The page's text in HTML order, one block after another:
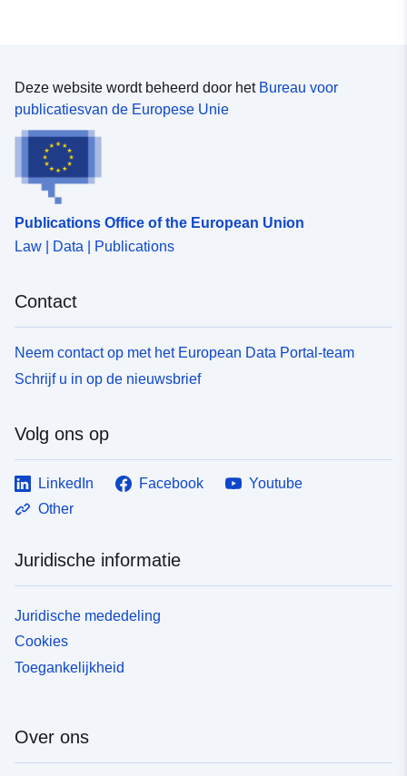
Deze website wordt beheerd door het Bureau voor
publicatiesvan de Europese Unie
Publications Office of the European Union
Law | Data | Publications
Contact
Neem contact op met het European Data Portal-team
Schrijf u in op de nieuwsbrief
Volg ons op
LinkedIn Facebook
Youtube
Other
Juridische informatie
Juridische mededeling
Cookies
Toegankelijkheid
Over ons